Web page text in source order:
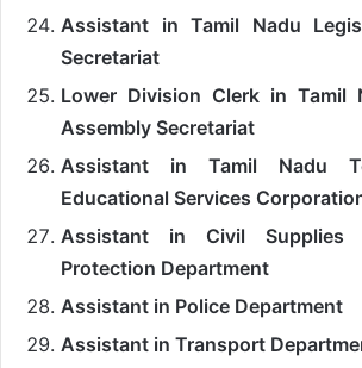
Assistant in Tamil Nadu
Secretariat
Lower Division Clerk in Tamil
Assembly Secretariat
Assistant in Tamil Nadu
Educational Services
Assistant in Civil Supplies
Protection Department
Assistant in Police Department
Assistant in Transport